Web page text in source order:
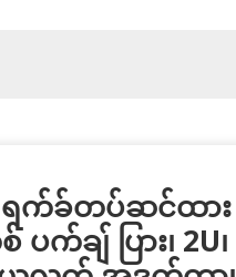
ရက်ခ်တပ်ဆင်ထား
ချ် ပြား၊ 2U၊